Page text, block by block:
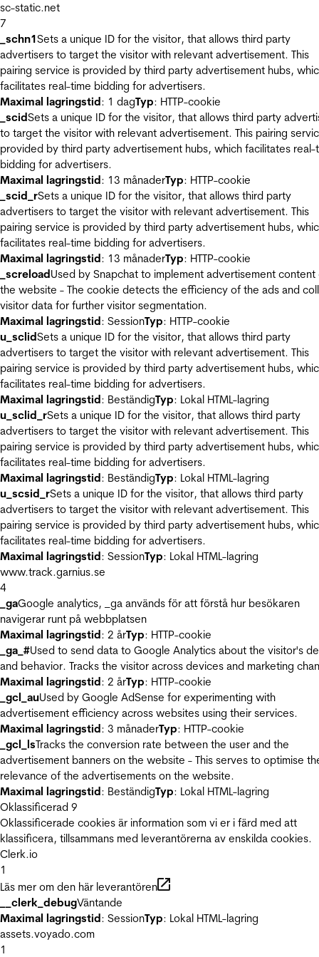
sc-static.net
7
_schn1Sets a unique ID for the visitor, that allows third party
advertisers to target the visitor with relevant advertisement. This
pairing service is provided by third party advertisement hubs,
facilitates real-time bidding for advertisers.
Maximal lagringstid: 1 dagTyp: HTTP-cookie
_scidSets a unique ID for the visitor, that allows third party
to target the visitor with relevant advertisement. This pairing
provided by third party advertisement hubs, which facilitates real-
bidding for advertisers.
Maximal lagringstid: 13 månaderTyp: HTTP-cookie
_scid_rSets a unique ID for the visitor, that allows third party
advertisers to target the visitor with relevant advertisement. This
pairing service is provided by third party advertisement hubs,
facilitates real-time bidding for advertisers.
Maximal lagringstid: 13 månaderTyp: HTTP-cookie
_screloadUsed by Snapchat to implement advertisement content
the website - The cookie detects the efficiency of the ads and
visitor data for further visitor segmentation.
Maximal lagringstid: SessionTyp: HTTP-cookie
u_sclidSets a unique ID for the visitor, that allows third party
advertisers to target the visitor with relevant advertisement. This
pairing service is provided by third party advertisement hubs,
facilitates real-time bidding for advertisers.
Maximal lagringstid: BeständigTyp: Lokal HTML-lagring
u_sclid_rSets a unique ID for the visitor, that allows third party
advertisers to target the visitor with relevant advertisement. This
pairing service is provided by third party advertisement hubs,
facilitates real-time bidding for advertisers.
Maximal lagringstid: BeständigTyp: Lokal HTML-lagring
u_scsid_rSets a unique ID for the visitor, that allows third party
advertisers to target the visitor with relevant advertisement. This
pairing service is provided by third party advertisement hubs,
facilitates real-time bidding for advertisers.
Maximal lagringstid: SessionTyp: Lokal HTML-lagring
www.track.garnius.se
4
_gaGoogle analytics, _ga används för att förstå hur besökaren
navigerar runt på webbplatsen
Maximal lagringstid: 2 årTyp: HTTP-cookie
_ga_#Used to send data to Google Analytics about the visitor's
and behavior. Tracks the visitor across devices and marketing
Maximal lagringstid: 2 årTyp: HTTP-cookie
_gcl_auUsed by Google AdSense for experimenting with
advertisement efficiency across websites using their services.
Maximal lagringstid: 3 månaderTyp: HTTP-cookie
_gcl_lsTracks the conversion rate between the user and the
advertisement banners on the website - This serves to optimise
relevance of the advertisements on the website.
Maximal lagringstid: BeständigTyp: Lokal HTML-lagring
Oklassificerad 9
Oklassificerade cookies är information som vi er i färd med att
klassificera, tillsammans med leverantörerna av enskilda cookies.
Clerk.io
1
Läs mer om den här leverantören
__clerk_debugVäntande
Maximal lagringstid: SessionTyp: Lokal HTML-lagring
assets.voyado.com
1